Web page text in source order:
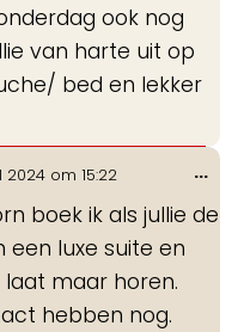
ook nog
van harte uit op
bed en lekker
2024 om 15:22
boek ik als jullie de
luxe suite en
laat maar horen.
hebben nog.
...